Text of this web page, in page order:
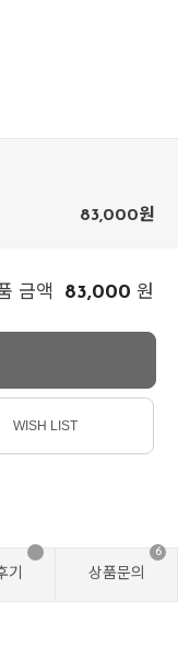
83,000원
금액 83,000 원
WISH LIST
기 상품문의
6